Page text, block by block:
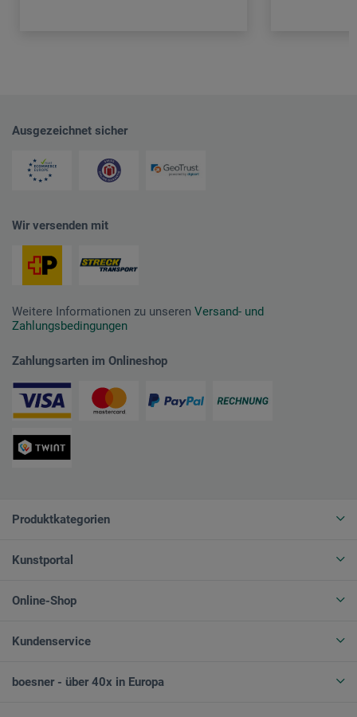
Ausgezeichnet sicher
Wir versenden mit
Weitere Informationen zu unseren Versand- und
Zahlungsbedingungen
Zahlungsarten im Onlineshop
Produktkategorien
Kunstportal
Online-Shop
Kundenservice
boesner - über 40x in Europa